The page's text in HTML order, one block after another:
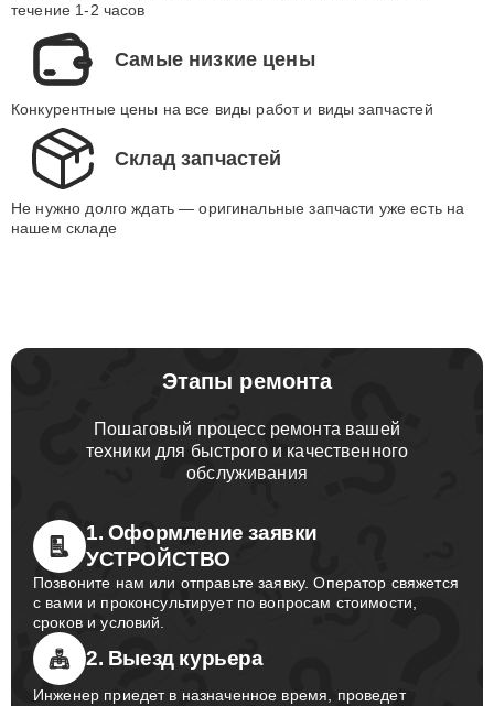
течение 1-2 часов
Самые низкие цены
Конкурентные цены на все виды работ и виды запчастей
Склад запчастей
Не нужно долго ждать — оригинальные запчасти уже есть на
нашем складе
Этапы ремонта
Пошаговый процесс ремонта вашей
техники для быстрого и качественного
обслуживания
1. Оформление заявки
УСТРОЙСТВО
Позвоните нам или отправьте заявку. Оператор свяжется
с вами и проконсультирует по вопросам стоимости,
сроков и условий.
2. Выезд курьера
Инженер приедет в назначенное время, проведет